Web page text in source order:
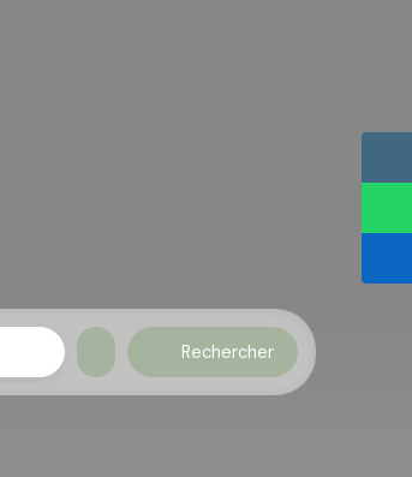
Rechercher